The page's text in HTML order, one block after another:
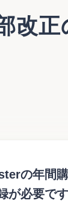
改正
の年間購
必要です